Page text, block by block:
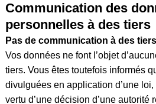
Communication des
personnelles à des tiers
Pas de communication à des tiers
Vos données ne font l’objet
tiers. Vous êtes toutefois informés
divulguées en application d’une loi,
vertu d’une décision d’une autorité